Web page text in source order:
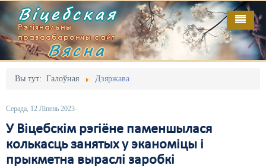
Віцебская
Рэгіянальны
праваабарончы сайт
Вясна
Вы тут: Галоўная Дзяржава
Серада, 12 Ліпень 2023
У Віцебскім рэгіёне паменшылася
колькасць занятых у эканоміцы і
прыкметна выраслі заробкі
Галоўная
Адміністрацыйны перасьлед
Безбар'ернае асяродзьдзе
Выбары
Выданьні
Кантакт
Пра нас